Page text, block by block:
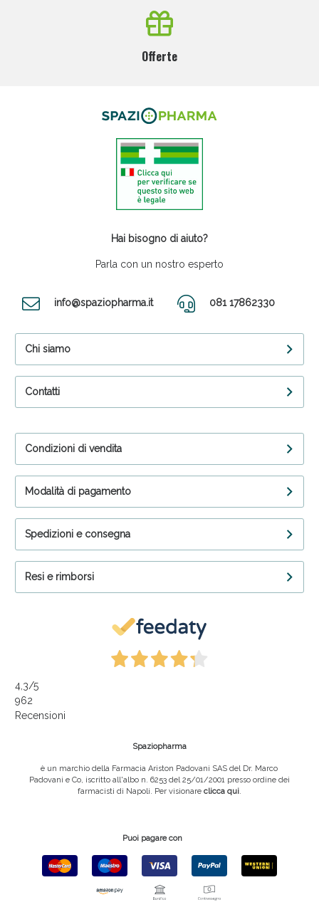
Offerte
Hai bisogno di aiuto?
Parla con un nostro esperto
info@spaziopharma.it 081 17862330
Chi siamo
Contatti
Condizioni di vendita
Modalità di pagamento
Spedizioni e consegna
Resi e rimborsi
4,3/5
962
Recensioni
Spaziopharma
è un marchio della Farmacia Ariston Padovani SAS del Dr. Marco
Padovani e Co, iscritto all'albo n. 6253 del 25/01/2001 presso ordine dei
farmacisti di Napoli. Per visionare clicca qui.
Puoi pagare con